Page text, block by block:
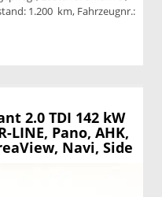
1.200 km, Fahrzeugnr.:
2.0 TDI 142 kW
LINE, Pano, AHK,
Navi, Side